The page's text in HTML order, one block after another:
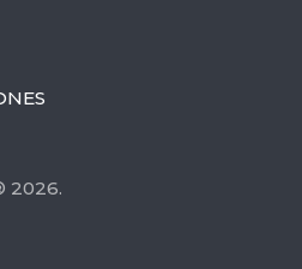
2026.